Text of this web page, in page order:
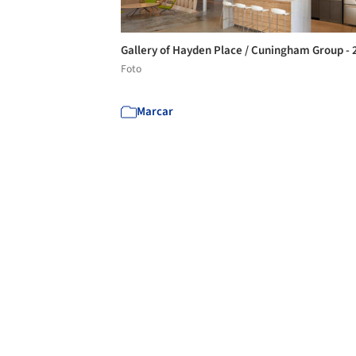
Gallery of Hayden Place / Cuningham Group -
Foto
Marcar